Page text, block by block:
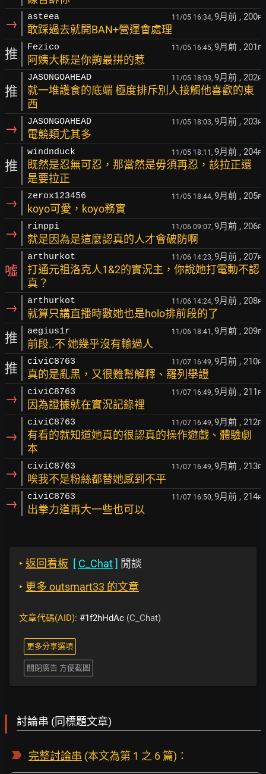
→ asteea 11/05 16:34, 9月前 , 200F
敢踩過去就開BAN+營運會處理
推 Fezico 11/05 16:45, 9月前 , 201 F
阿姨大概是你齁最拼的惹
推
JASONGOAHEAD 11/05 18:03, 9月前 , 202F
就一堆護食的底端 極度排斥別人接觸他喜歡的東
西
→ JASONGOAHEAD 11/05 18:03, 9月前 , 203F
電競類尤其多
推
windnduck 11/05 18:11, 9月前 , 204F
既然是忍無可忍，那當然是毋須再忍，該拉正還
是要拉正
→ zerox123456 11/05 18:44, 9月前 , 205F
koyo可愛，koyo務實
→ rinppi 11/06 09:07, 9月前 , 206F
就是因為是這麼認真的人才會破防啊
噓
arthurkot 11/06 14:23, 9月前 , 207F
打通元祖洛克人1&2的實況主，你說她打電動不認
真？
→ arthurkot 11/06 14:24, 9月前 , 208F
就算只講直播時數她也是holo排前段的了
推 aegius1r 11/06 18:41, 9月前 , 209F
前段..不 她幾乎沒有輸過人
推 civiC8763 11/07 16:49, 9月前 , 210F
真的是亂黑，又很難幫解釋、羅列舉證
→ civiC8763 11/07 16:49, 9月前 , 211 F
因為證據就在實況記錄裡
→
civiC8763 11/07 16:49, 9月前 , 212F
有看的就知道她真的很認真的操作遊戲、體驗劇
本
→ civiC8763 11/07 16:49, 9月前 , 213F
唉我不是粉絲都替她感到不平
→ civiC8763 11/07 16:50, 9月前 , 214F
出拳力道再大一些也可以
‣ 返回看板 [ C_Chat] 閒談
‣ 更多 outsmart33 的文章
文章代碼(AID): #1f2hHdAc (C_Chat)
更多分享選項
關閉廣告 方便截圖
討論串 (同標題文章)
完整討論串 (本文為第 1 之 6 篇)：